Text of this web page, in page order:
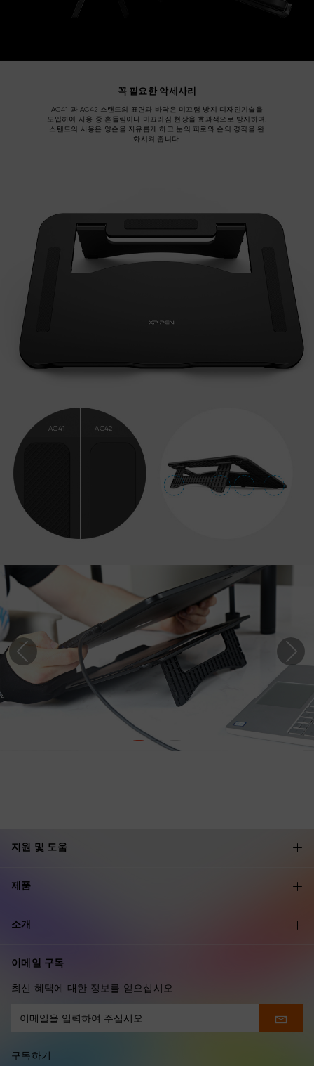
꼭 필요한 악세사리
AC41 과 AC42 스탠드의 표면과 바닥은 미끄럼 방지 디자인기술을
도입하여 사용 중 흔들림이나 미끄러짐 현상을 효과적으로 방지하며,
스탠드의 사용은 양손을 자유롭게 하고 눈의 피로와 손의 경직을 완
화시켜 줍니다.
AC41 AC42
지원 및 도움
제품
소개
이메일 구독
최신 혜택에 대한 정보를 얻으십시오
구독하기